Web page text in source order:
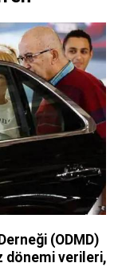
(ODMD)
dönemi verileri,